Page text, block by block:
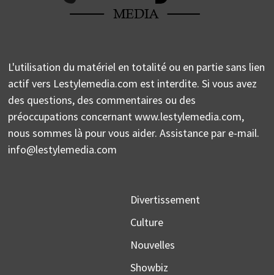
L'utilisation du matériel en totalité ou en partie sans lien
actif vers Lestylemedia.com est interdite. Si vous avez
des questions, des commentaires ou des
préoccupations concernant www.lestylemedia.com,
nous sommes là pour vous aider. Assistance par e-mail.
info@lestylemedia.com
Divertissement
Culture
Nouvelles
Showbiz